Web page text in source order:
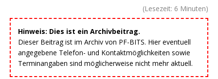
(Lesezeit: 6 Minuten)
Hinweis: Dies ist ein Archivbeitrag.
Dieser Beitrag ist im Archiv von PF-BITS. Hier eventuell
angegebene Telefon- und Kontaktmöglichkeiten sowie
Terminangaben sind möglicherweise nicht mehr aktuell.